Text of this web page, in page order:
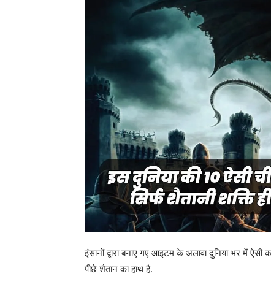
इंसानों द्वारा बनाए गए आइटम के अलावा दुनिया भर में
पीछे शैतान का हाथ है.